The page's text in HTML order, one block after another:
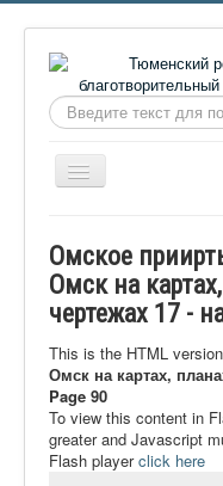
Искать...
Включить/
выключить
О фонде
Онлайн библиотека
Видеоматериалы
Контакты
Сайт проекта
Ермаковополе.рф
Омское
Омск на
чертежах 17 -
This is the HTML
Омск на картах,
Page 90
To view this content in
greater and Javascript
Flash playerclick here